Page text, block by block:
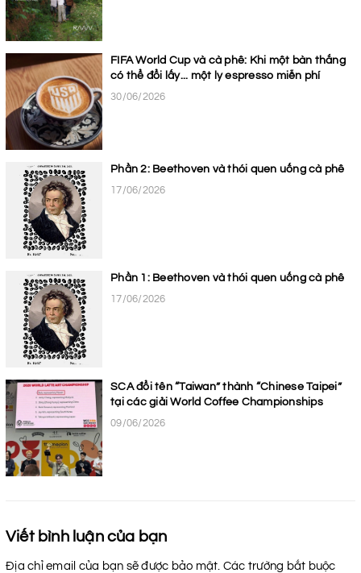
FIFA World Cup và cà phê: Khi một bàn thắng
có thể đổi lấy... một ly espresso miễn phí
30/06/2026
Phần 2: Beethoven và thói quen uống cà phê
17/06/2026
Phần 1: Beethoven và thói quen uống cà phê
17/06/2026
SCA đổi tên “Taiwan” thành “Chinese Taipei”
tại các giải World Coffee Championships
09/06/2026
Viết bình luận của bạn
Địa chỉ email của bạn sẽ được bảo mật. Các trường bắt buộc